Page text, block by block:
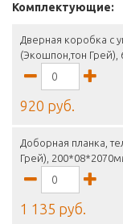
Комплектующие:
Дверная коробка с
(Экошпон,тон
920 руб.
Доборная планка,
Грей),
1 135 руб.